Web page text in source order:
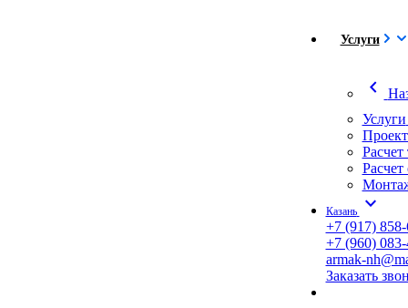
Услуги
chevron_left
Услуги
Казань expand_more
+7 (917)
+7 (960)
armak-
Заказать